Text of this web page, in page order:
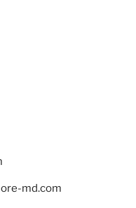
md.com